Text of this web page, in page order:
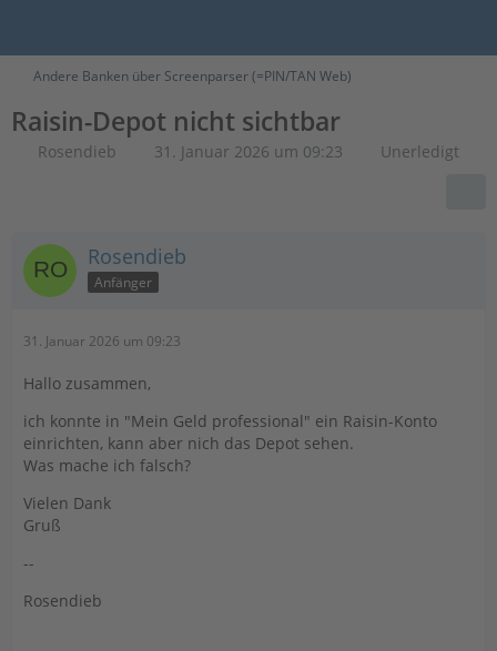
Andere Banken über Screenparser (=PIN/TAN Web)
Raisin-Depot nicht sichtbar
Rosendieb 31. Januar 2026 um 09:23 Unerledigt
Rosendieb
Anfänger
31. Januar 2026 um 09:23
Hallo zusammen,
ich konnte in "Mein Geld professional" ein Raisin-Konto
einrichten, kann aber nich das Depot sehen.
Was mache ich falsch?
Vielen Dank
Gruß
--
Rosendieb